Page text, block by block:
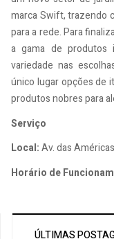
marca Swift, trazendo
para a rede. Para
a gama de produtos
variedade nas
único lugar opções de
produtos nobres para
Serviço
Local:Av. das
Horário de
ÚLTIMAS